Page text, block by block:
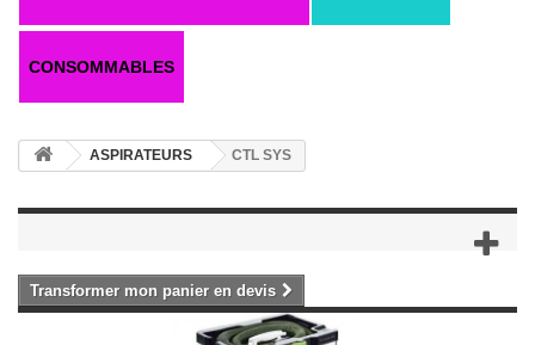
CONSOMMABLES
ASPIRATEURS CTL SYS
Transformer mon panier en devis